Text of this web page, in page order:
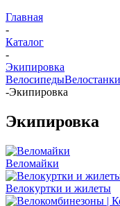
Главная
-
Каталог
-
Экипировка
ВелосипедыВелостанки
-Экипировка
Экипировка
Веломайки
Велокуртки и жилеты